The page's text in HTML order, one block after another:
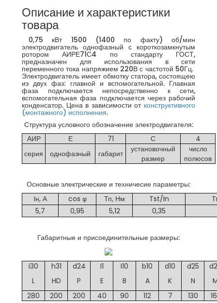
Описание и характеристики
товара
0,75 кВт 1500 (1400 по факту) об/мин
электродвигатель однофазный с короткозамкнутым
ротором АИРЕ71С4 по стандарту ГОСТ,
предназначен для использования в сети
переменного тока напряжием 220В с частотой 50Гц.
Электродвигатель имеет обмотку статора, состоящею
из двух фаз: главной и вспомогательной. Главная
фаза подключается непосредственно к сети,
вспомогательная фаза подключается через рабочий
конденсатор. Цена в зависимости от конструктивного
(монтажного) исполнения.
Структура условного обозначение электродвигателя:
АИР
Е 71 С
4
серия
однофазный габарит
установочный
размер
число
полюсов
Основные электрические и техничесие параметры:
Iн, А
cos φ Тп, Нм Tst/In
5,7
0,95 5,12 0,35
Габаритные и присоединительные размеры:
i30
L
h31
HD
d24
P
I1
E
I10
B
b10
A
d10
K
d25
N
280
200 200 40 90 112 7 130